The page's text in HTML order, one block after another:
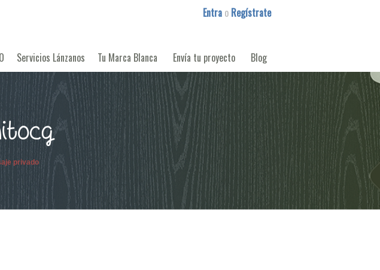
Entra o Regístrate
Servicios Lánzanos Tu Marca Blanca Envía tu proyecto Blog
privado